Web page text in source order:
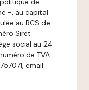
-, au capital
au RCS de -
Siret
social au 24
de TVA:
email: